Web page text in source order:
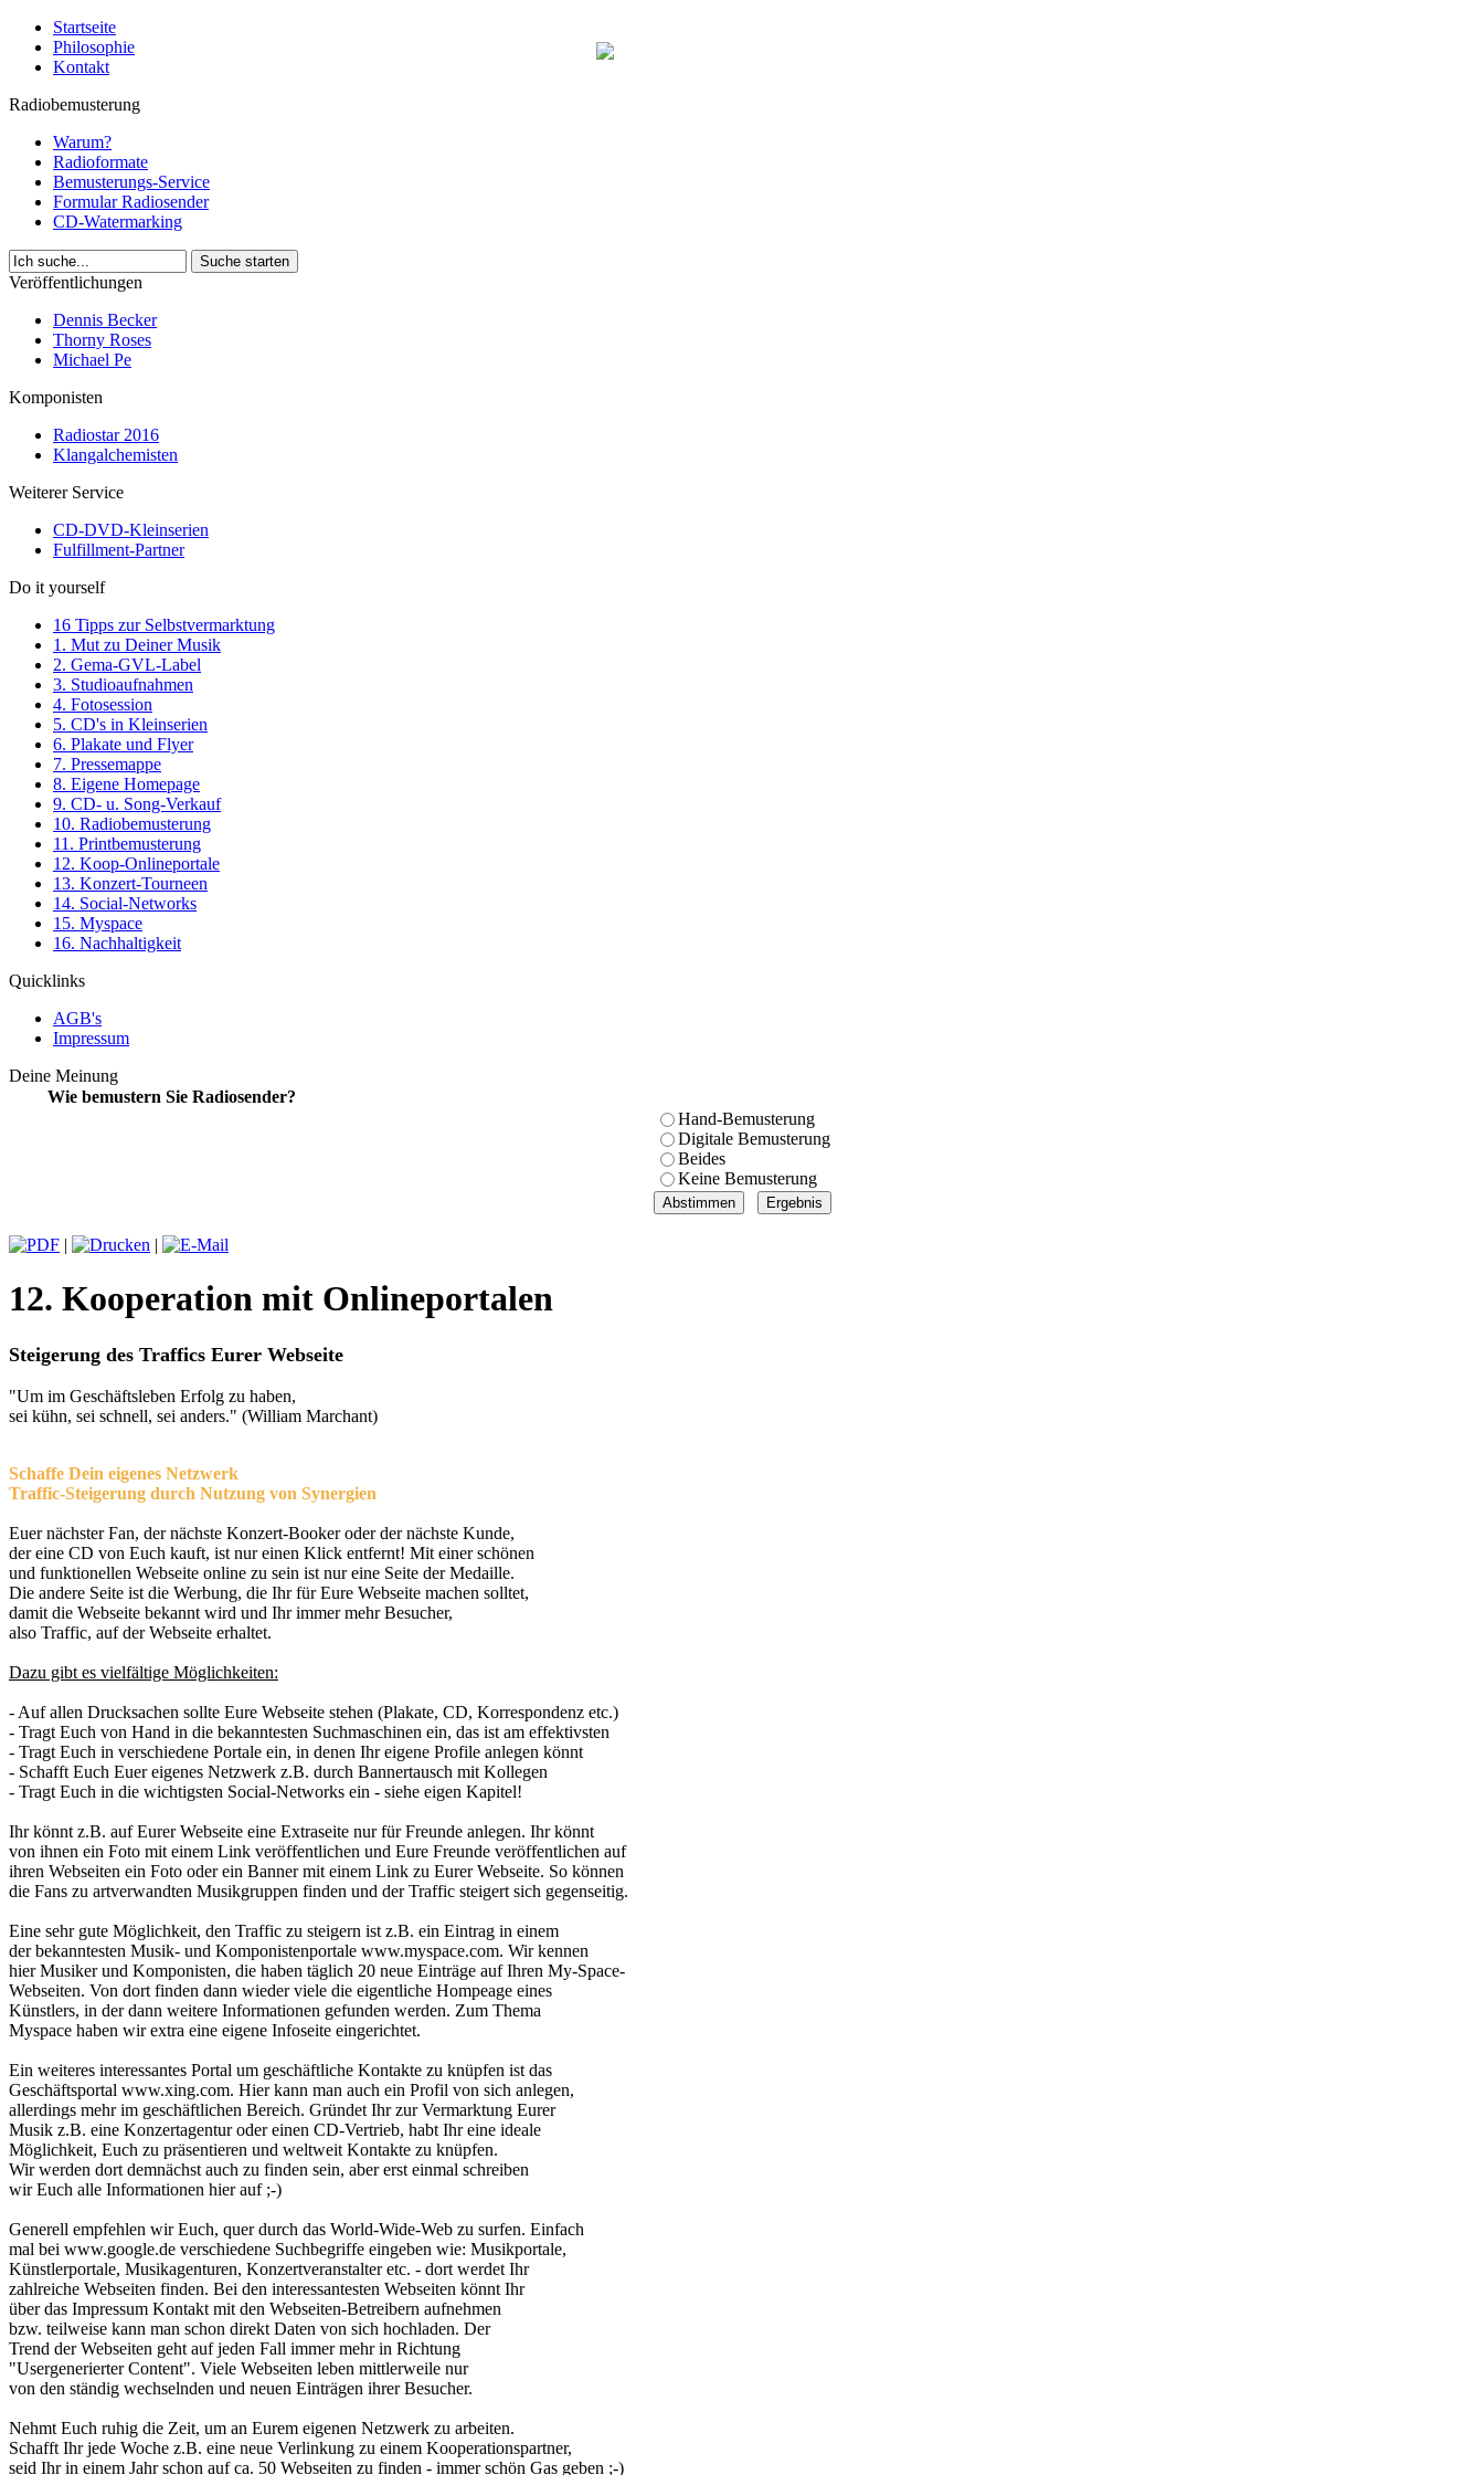
Startseite
Philosophie
Kontakt
Radiobemusterung
Warum?
Radioformate
Bemusterungs-Service
Formular Radiosender
CD-Watermarking
Veröffentlichungen
Dennis Becker
Thorny Roses
Michael Pe
Komponisten
Radiostar 2016
Klangalchemisten
Weiterer Service
CD-DVD-Kleinserien
Fulfillment-Partner
Do it yourself
16 Tipps zur Selbstvermarktung
1. Mut zu Deiner Musik
2. Gema-GVL-Label
3. Studioaufnahmen
4. Fotosession
5. CD's in Kleinserien
6. Plakate und Flyer
7. Pressemappe
8. Eigene Homepage
9. CD- u. Song-Verkauf
10. Radiobemusterung
11. Printbemusterung
12. Koop-Onlineportale
13. Konzert-Tourneen
14. Social-Networks
15. Myspace
16. Nachhaltigkeit
Quicklinks
AGB's
Impressum
Deine Meinung
Wie bemustern Sie Radiosender?
Hand-Bemusterung
Digitale Bemusterung
Beides
Keine Bemusterung
| |
12. Kooperation mit Onlineportalen
Steigerung des Traffics Eurer Webseite
"Um im Geschäftsleben Erfolg zu haben,
sei kühn, sei schnell, sei anders." (William Marchant)
Schaffe Dein eigenes Netzwerk
Traffic-Steigerung durch Nutzung von Synergien
Euer nächster Fan, der nächste Konzert-Booker oder der nächste Kunde,
der eine CD von Euch kauft, ist nur einen Klick entfernt! Mit einer schönen
und funktionellen Webseite online zu sein ist nur eine Seite der Medaille.
Die andere Seite ist die Werbung, die Ihr für Eure Webseite machen solltet,
damit die Webseite bekannt wird und Ihr immer mehr Besucher,
also Traffic, auf der Webseite erhaltet.
Dazu gibt es vielfältige Möglichkeiten:
- Auf allen Drucksachen sollte Eure Webseite stehen (Plakate, CD, Korrespondenz etc.)
- Tragt Euch von Hand in die bekanntesten Suchmaschinen ein, das ist am effektivsten
- Tragt Euch in verschiedene Portale ein, in denen Ihr eigene Profile anlegen könnt
- Schafft Euch Euer eigenes Netzwerk z.B. durch Bannertausch mit Kollegen
- Tragt Euch in die wichtigsten Social-Networks ein - siehe eigen Kapitel!
Ihr könnt z.B. auf Eurer Webseite eine Extraseite nur für Freunde anlegen. Ihr könnt
von ihnen ein Foto mit einem Link veröffentlichen und Eure Freunde veröffentlichen auf
ihren Webseiten ein Foto oder ein Banner mit einem Link zu Eurer Webseite. So können
die Fans zu artverwandten Musikgruppen finden und der Traffic steigert sich gegenseitig.
Eine sehr gute Möglichkeit, den Traffic zu steigern ist z.B. ein Eintrag in einem
der bekanntesten Musik- und Komponistenportale www.myspace.com. Wir kennen
hier Musiker und Komponisten, die haben täglich 20 neue Einträge auf Ihren My-Space-
Webseiten. Von dort finden dann wieder viele die eigentliche Hompeage eines
Künstlers, in der dann weitere Informationen gefunden werden. Zum Thema
Myspace haben wir extra eine eigene Infoseite eingerichtet.
Ein weiteres interessantes Portal um geschäftliche Kontakte zu knüpfen ist das
Geschäftsportal www.xing.com. Hier kann man auch ein Profil von sich anlegen,
allerdings mehr im geschäftlichen Bereich. Gründet Ihr zur Vermarktung Eurer
Musik z.B. eine Konzertagentur oder einen CD-Vertrieb, habt Ihr eine ideale
Möglichkeit, Euch zu präsentieren und weltweit Kontakte zu knüpfen.
Wir werden dort demnächst auch zu finden sein, aber erst einmal schreiben
wir Euch alle Informationen hier auf ;-)
Generell empfehlen wir Euch, quer durch das World-Wide-Web zu surfen. Einfach
mal bei www.google.de verschiedene Suchbegriffe eingeben wie: Musikportale,
Künstlerportale, Musikagenturen, Konzertveranstalter etc. - dort werdet Ihr
zahlreiche Webseiten finden. Bei den interessantesten Webseiten könnt Ihr
über das Impressum Kontakt mit den Webseiten-Betreibern aufnehmen
bzw. teilweise kann man schon direkt Daten von sich hochladen. Der
Trend der Webseiten geht auf jeden Fall immer mehr in Richtung
"Usergenerierter Content". Viele Webseiten leben mittlerweile nur
von den ständig wechselnden und neuen Einträgen ihrer Besucher.
Nehmt Euch ruhig die Zeit, um an Eurem eigenen Netzwerk zu arbeiten.
Schafft Ihr jede Woche z.B. eine neue Verlinkung zu einem Kooperationspartner,
seid Ihr in einem Jahr schon auf ca. 50 Webseiten zu finden - immer schön Gas geben ;-)